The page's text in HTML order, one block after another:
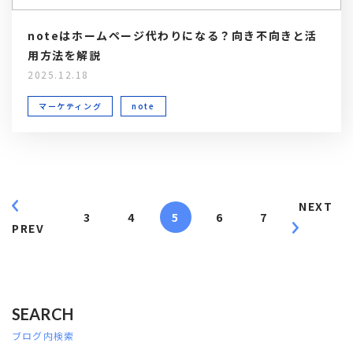
noteはホームページ代わりになる？向き不向きと活
用方法を解説
2025.12.18
マーケティング note
PREV
3 4 5 6 7
NEXT
SEARCH
ブログ内検索